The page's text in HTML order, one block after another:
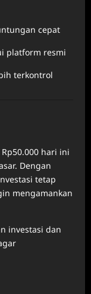
cepat
platform resmi
terkontrol
hari ini
Dengan
tetap
mengamankan
investasi dan